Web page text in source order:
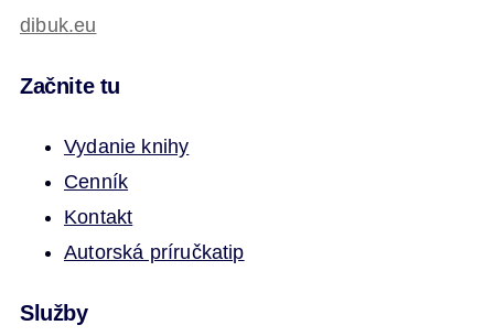
dibuk.eu
Začnite tu
Vydanie knihy
Cenník
Kontakt
Autorská príručkatip
Služby